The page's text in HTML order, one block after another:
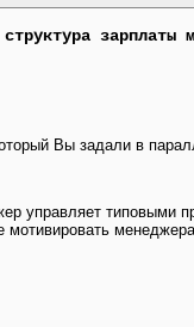
зарплаты
Вы задали в
управляет типовыми
мотивировать